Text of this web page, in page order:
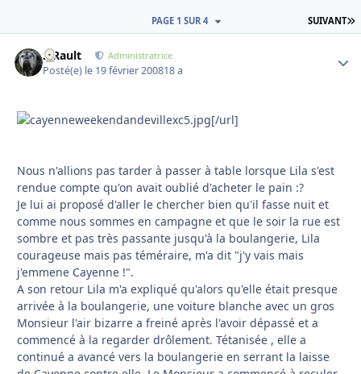
SUIVANT
PAGE 1 SUR 4
S.Rault Administratrice
Posté(e) le 19 février 200818 a
[/url]
Nous n'allions pas tarder à passer à table lorsque Lila s'est
rendue compte qu'on avait oublié d'acheter le pain :?
Je lui ai proposé d'aller le chercher bien qu'il fasse nuit et
comme nous sommes en campagne et que le soir la rue est
sombre et pas très passante jusqu'à la boulangerie, Lila
courageuse mais pas téméraire, m'a dit "j'y vais mais
j'emmene Cayenne !".
A son retour Lila m'a expliqué qu'alors qu'elle était presque
arrivée à la boulangerie, une voiture blanche avec un gros
Monsieur l'air bizarre a freiné après l'avoir dépassé et a
commencé à la regarder drôlement. Tétanisée , elle a
continué a avancé vers la boulangerie en serrant la laisse